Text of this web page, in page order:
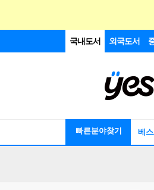
국내도서 외국도서
빠른분야찾기 베